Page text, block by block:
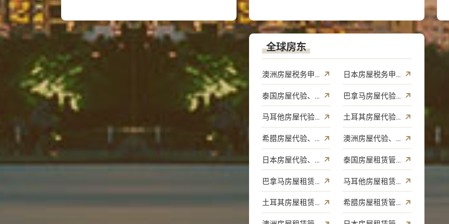
全球房东
澳洲房屋税务申报 日本房屋税务申报
泰国房屋代验、代收 巴拿马房屋代验、代收
马耳他房屋代验、代收 土耳其房屋代验、代收
希腊房屋代验、代收 澳洲房屋代验、代收
日本房屋代验、代收 泰国房屋租赁管理
土耳其房屋租赁管理 希腊房屋租赁管理